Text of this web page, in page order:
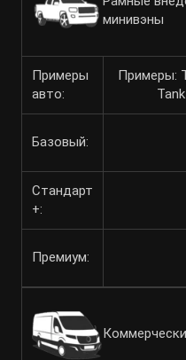
минивэны
Примеры
авто:
Примеры:
Базовый:
Стандарт
+:
Премиум: